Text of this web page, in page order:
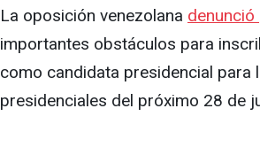
La oposición venezolana denunció
importantes obstáculos para
como candidata presidencial para
presidenciales del próximo 28 de